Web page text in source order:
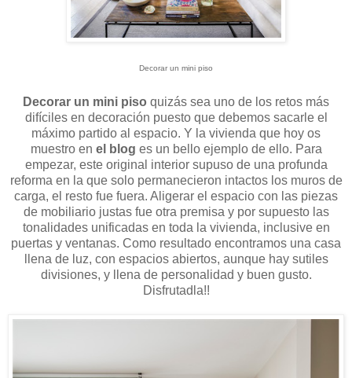
Decorar un mini piso
Decorar un mini piso quizás sea uno de los retos más
difíciles en decoración puesto que debemos sacarle el
máximo partido al espacio. Y la vivienda que hoy os
muestro en el blog es un bello ejemplo de ello. Para
empezar, este original interior supuso de una profunda
reforma en la que solo permanecieron intactos los muros de
carga, el resto fue fuera. Aligerar el espacio con las piezas
de mobiliario justas fue otra premisa y por supuesto las
tonalidades unificadas en toda la vivienda, inclusive en
puertas y ventanas. Como resultado encontramos una casa
llena de luz, con espacios abiertos, aunque hay sutiles
divisiones, y llena de personalidad y buen gusto.
Disfrutadla!!